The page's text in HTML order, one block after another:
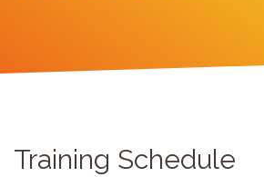
Training Schedule